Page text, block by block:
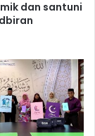
dan santuni